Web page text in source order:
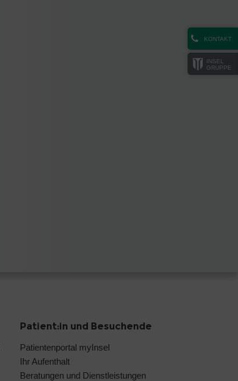
KONTAKT
INSEL
GRUPPE
Patient:in und Besuchende
Patientenportal myInsel
Ihr Aufenthalt
Beratungen und Dienstleistungen